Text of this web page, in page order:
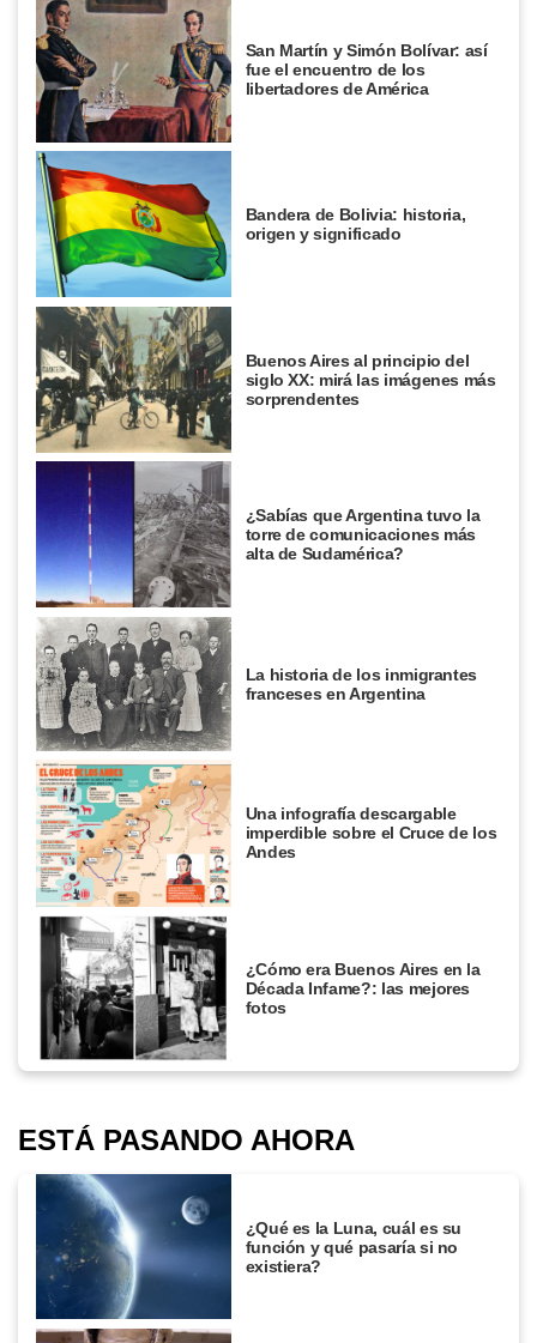
San Martín y Simón Bolívar: así
fue el encuentro de los
libertadores de América
Bandera de Bolivia: historia,
origen y significado
Buenos Aires al principio del
siglo XX: mirá las imágenes más
sorprendentes
¿Sabías que Argentina tuvo la
torre de comunicaciones más
alta de Sudamérica?
La historia de los inmigrantes
franceses en Argentina
Una infografía descargable
imperdible sobre el Cruce de los
Andes
¿Cómo era Buenos Aires en la
Década Infame?: las mejores
fotos
ESTÁ PASANDO AHORA
¿Qué es la Luna, cuál es su
función y qué pasaría si no
existiera?